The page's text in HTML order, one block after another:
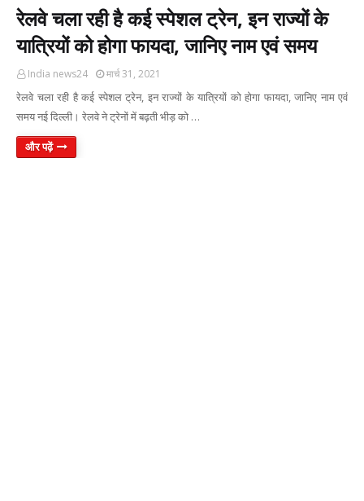
रेलवे चला रही है कई स्पेशल ट्रेन, इन राज्यों के
यात्रियों को होगा फायदा, जानिए नाम एवं समय
India news24 मार्च 31, 2021
रेलवे चला रही है कई स्पेशल ट्रेन, इन राज्यों के यात्रियों को होगा फायदा, जानिए नाम एवं
समय नई दिल्ली। रेलवे ने ट्रेनों में बढ़ती भीड़ को …
और पढ़ें